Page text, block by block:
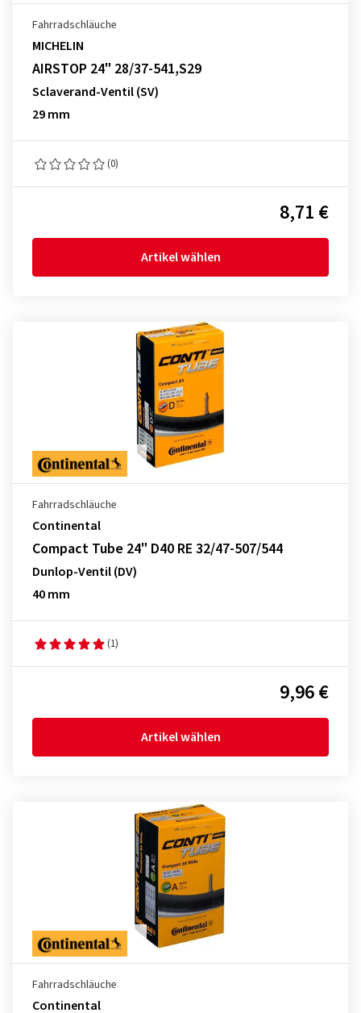
Fahrradschläuche
MICHELIN
AIRSTOP 24" 28/37-541,S29
Sclaverand-Ventil (SV)
29 mm
(0)
8,71 €
Artikel wählen
Fahrradschläuche
Continental
Compact Tube 24" D40 RE 32/47-507/544
Dunlop-Ventil (DV)
40 mm
(1)
9,96 €
Artikel wählen
Fahrradschläuche
Continental